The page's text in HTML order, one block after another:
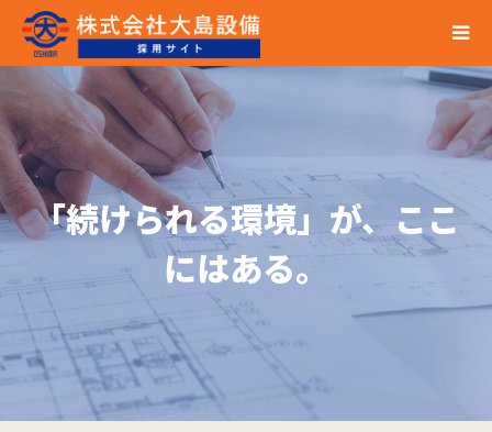
「続けられる環境」が、ここ
にはある。